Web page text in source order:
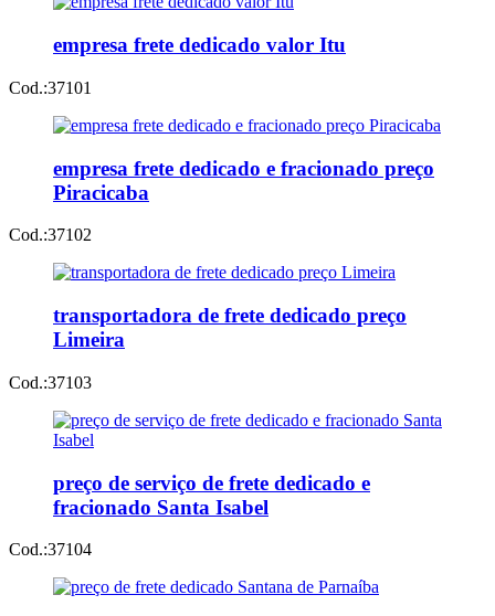
empresa frete dedicado valor Itu
Cod.:37101
empresa frete dedicado e fracionado preço
Piracicaba
Cod.:37102
transportadora de frete dedicado preço
Limeira
Cod.:37103
preço de serviço de frete dedicado e
fracionado Santa Isabel
Cod.:37104